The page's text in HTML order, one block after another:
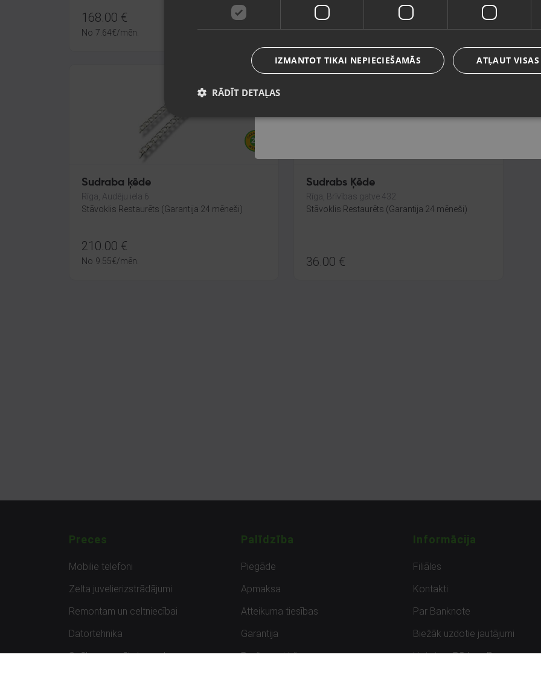
168.00 €
No 7.64€/mēn.
134.00
No 6.09€/mēn.
Sudraba ķēde
Rīga, Audēju iela 6
Stāvoklis Restaurēts (Garantija 24 mēneši)
210.00 €
No 9.55€/mēn.
Sudrabs Ķēde
Rīga, Brīvības gatve 432
Stāvoklis Restaurēts (Garantija 24 mēneši)
36.00 €
Preces
Mobilie telefoni
Zelta juvelierizstrādājumi
Remontam un celtniecībai
Datortehnika
Spēles un spēļu konsoles
Palīdzība
Piegāde
Apmaksa
Atteikuma tiesības
Garantija
Preču uzpirkšana
Informācija
Filiāles
Kontakti
Par Banknote
Biežāk uzdotie jautājumi
Lietots – Pārbaudīts
Valoda
Latviešu / Latvian
ATĻAUT
IZMANTOT TIKAI NEPIECIEŠAMĀS
RĀDĪT DETAĻAS